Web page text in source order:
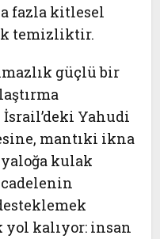
fazla kitlesel
temizliktir.
güçlü bir
İsrail’deki Yahudi
mantıki ikna
kulak
kalıyor: insan